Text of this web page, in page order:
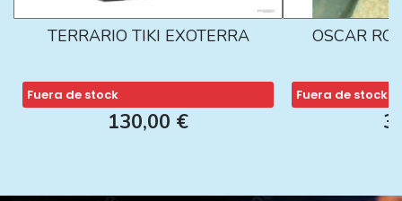
TERRARIO TIKI EXOTERRA
Fuera de stock
130,00 €
OSCAR
Fuera de stock